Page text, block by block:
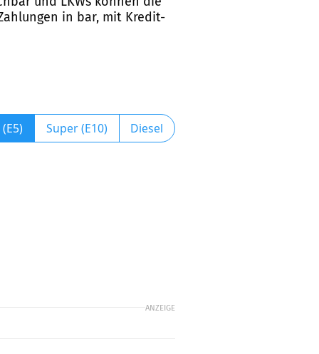
in bar, mit Kredit-
Super (E10) Diesel
ANZEIGE